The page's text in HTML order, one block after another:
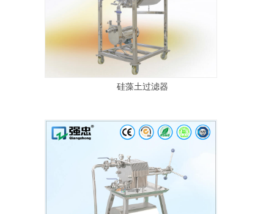
硅藻土过滤器